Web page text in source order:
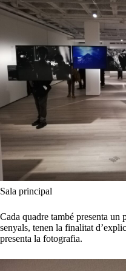
Sala principal
Cada quadre també presenta
senyals, tenen la finalitat
presenta la fotografia.